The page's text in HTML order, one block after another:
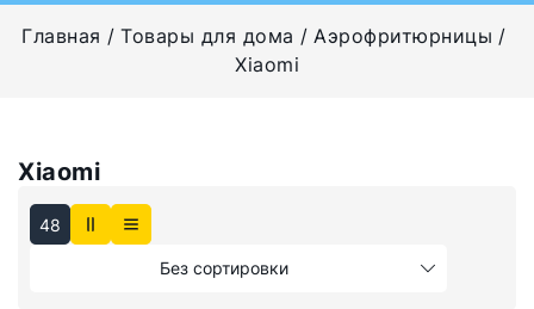
Главная Товары для дома
Аэрофритюрницы
Xiaomi
Xiaomi
48
Без сортировки